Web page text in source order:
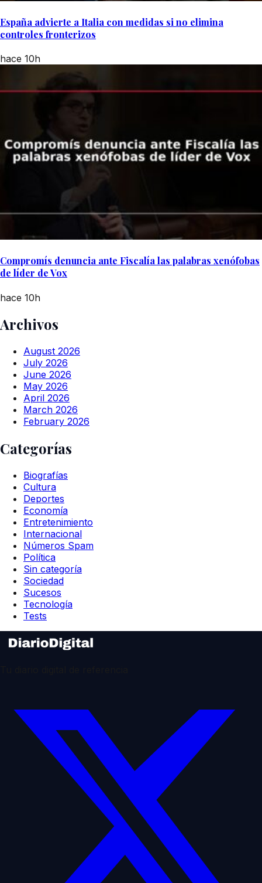
España advierte a Italia con medidas si no elimina
controles fronterizos
hace 10h
Compromís denuncia ante Fiscalía las palabras xenófobas
de líder de Vox
hace 10h
Archivos
August 2026
July 2026
June 2026
May 2026
April 2026
March 2026
February 2026
Categorías
Biografías
Cultura
Deportes
Economía
Entretenimiento
Internacional
Números Spam
Política
Sin categoría
Sociedad
Sucesos
Tecnología
Tests